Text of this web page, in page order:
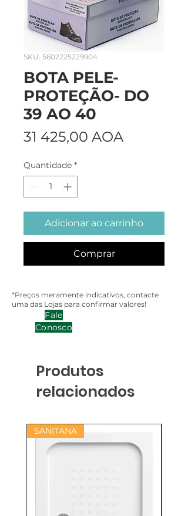
SKU: 5602225229904
BOTA PELE-
PROTEÇÃO- DO
39 AO 40
31 425,00 AOA
Quantidade *
Adicionar ao carrinho
Comprar
*Preços meramente indicativos, contacte
uma das Lojas para confirmar valores!
Fale
Conosco
Produtos
relacionados
SANITANA